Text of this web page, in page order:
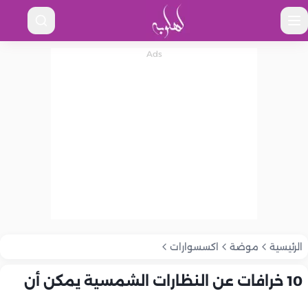
الرئيسية موضة اكسسوارات
10 خرافات عن النظارات الشمسية يمكن أن